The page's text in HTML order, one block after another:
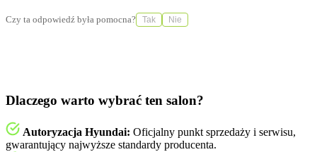
Czy ta odpowiedź była pomocna? Tak Nie
Dlaczego warto wybrać ten salon?
Autoryzacja Hyundai: Oficjalny punkt sprzedaży i serwisu,
gwarantujący najwyższe standardy producenta.